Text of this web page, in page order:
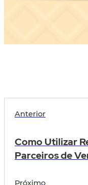
Anterior
Como Utilizar
Parceiros de